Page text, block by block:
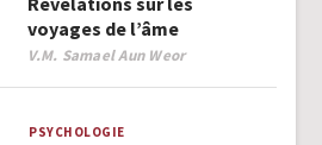
voyages de l’âme
Author
V.M. Samael Aun Weor
PSYCHOLOGIE